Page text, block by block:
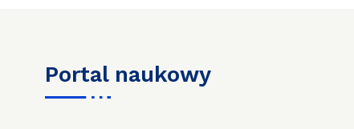
portal naukowy